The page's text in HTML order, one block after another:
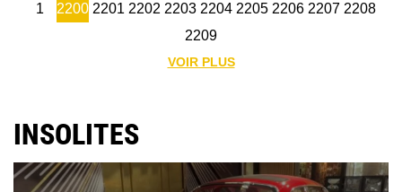
1 2200 2201 2202 2203 2204 2205 2206 2207 2208
2209
VOIR PLUS
INSOLITES